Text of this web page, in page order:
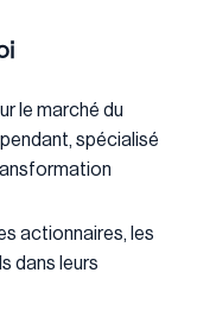
le marché du
spécialisé
actionnaires, les
dans leurs